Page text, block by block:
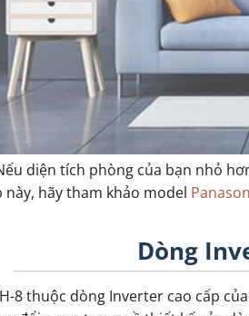
diện tích phòng của bạn nhỏ
hãy tham khảo model
Dòng
8 thuộc dòng Inverter cao cấp